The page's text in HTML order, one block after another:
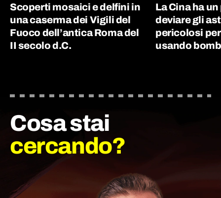
Scoperti mosaici e delfini in
una caserma dei Vigili del
Fuoco dell’antica Roma del
II secolo d.C.
La Cina ha
deviare gli
pericolosi per
usando
Cosa stai
cercando?